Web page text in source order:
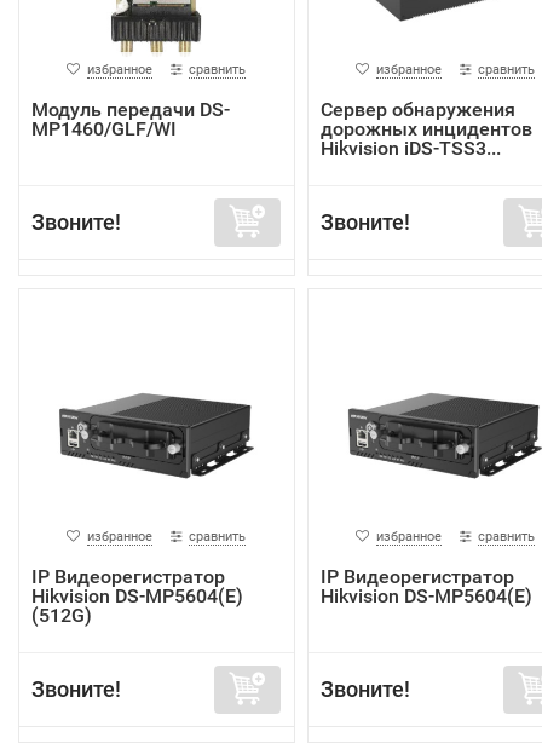
избранное сравнить
Модуль передачи DS-
MP1460/GLF/WI
Звоните!
избранное сравнить
Сервер обнаружения
дорожных инцидентов
Hikvision iDS-TSS3...
Звоните!
избранное сравнить
IP Видеорегистратор
Hikvision DS-MP5604(E)
(512G)
Звоните!
избранное сравнить
IP Видеорегистратор
Hikvision DS-MP5604(E)
Звоните!